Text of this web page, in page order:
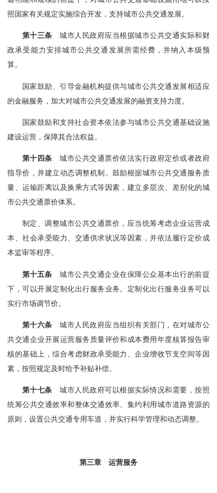
照国家有关规定实施综合开发，支持城市公共交通发展。
第十三条 城市人民政府应当根据城市公共交通实际和财
政承受能力安排城市公共交通发展所需经费，并纳入本级预
算。
国家鼓励、引导金融机构提供与城市公共交通发展相适应
的金融服务，加大对城市公共交通发展的融资支持力度。
国家鼓励和支持社会资本依法参与城市公共交通基础设施
建设运营，保障其合法权益。
第十四条 城市公共交通票价依法实行政府定价或者政府
指导价，并建立动态调整机制。鼓励根据城市公共交通服务质
量、运输距离以及换乘方式等因素，建立多层次、差别化的城
市公共交通票价体系。
制定、调整城市公共交通票价，应当统筹考虑企业运营成
本、社会承受能力、交通供求状况等因素，并依法履行定价成
本监审等程序。
第十五条 城市公共交通企业在保障公众基本出行的前提
下，可以开展定制化出行服务业务。定制化出行服务业务可以
实行市场调节价。
第十六条 城市人民政府应当组织有关部门，在对城市公
共交通企业开展运营服务质量评价和成本费用年度核算报告审
核的基础上，综合考虑财政承受能力、企业增收节支空间等因
素，按照规定及时给予补贴补偿。
第十七条 城市人民政府可以根据实际情况和需要，按照
统筹公共交通效率和整体交通效率、集约利用城市道路资源的
原则，设置公共交通专用车道，并实行科学管理和动态调整。
第三章 运营服务